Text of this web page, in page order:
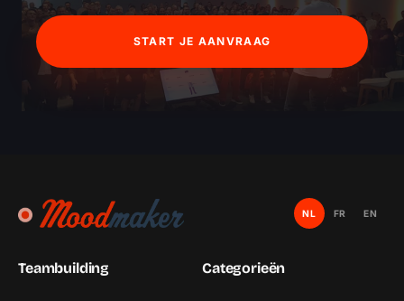
START JE AANVRAAG
NL FR EN
Teambuilding Categorieën